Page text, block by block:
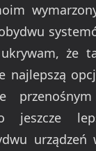
że
najlepszą
jeszcze
urządzeń